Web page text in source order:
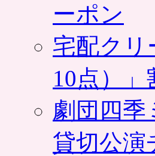
ーポン
宅配クリ
10点）
劇団四
貸切公演